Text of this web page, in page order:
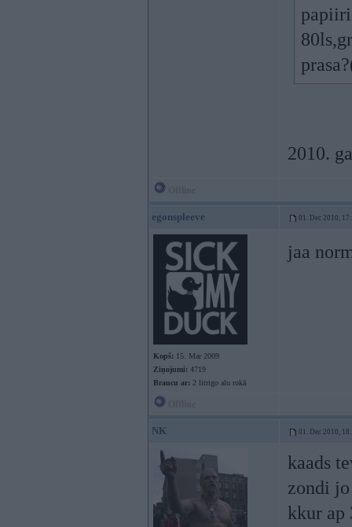
2010.
egonspleeve 01. Dec 2010,
Kopš: 15. Mar 2009
Ziņojumi: 4719
Braucu ar: 2 litrigo alu rokā
jaa
NK 01. Dec 2010,
kaads
zondi
kkur ap